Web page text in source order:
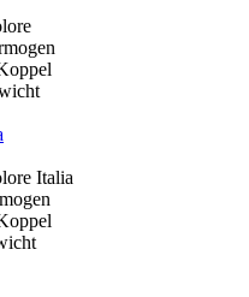
Italia